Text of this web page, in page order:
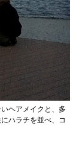
ヘアメイクと、多
ハラチを並べ、コ